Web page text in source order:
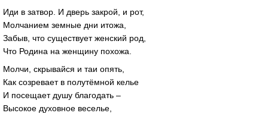
Иди в затвор. И дверь закрой, и рот,
Молчанием земные дни итожа,
Забыв, что существует женский род,
Что Родина на женщину похожа.
Молчи, скрывайся и таи опять,
Как созревает в полутёмной келье
И посещает душу благодать –
Высокое духовное веселье,